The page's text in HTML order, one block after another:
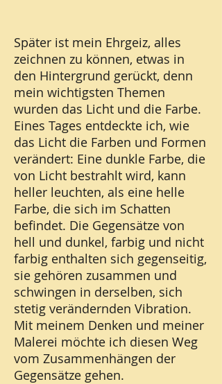
Später ist mein Ehrgeiz, alles
zeichnen zu können, etwas in
den Hintergrund gerückt, denn
mein wichtigsten Themen
wurden das Licht und die Farbe.
Eines Tages entdeckte ich, wie
das Licht die Farben und Formen
verändert: Eine dunkle Farbe, die
von Licht bestrahlt wird, kann
heller leuchten, als eine helle
Farbe, die sich im Schatten
befindet. Die Gegensätze von
hell und dunkel, farbig und nicht
farbig enthalten sich gegenseitig,
sie gehören zusammen und
schwingen in derselben, sich
stetig verändernden Vibration.
Mit meinem Denken und meiner
Malerei möchte ich diesen Weg
vom Zusammenhängen der
Gegensätze gehen.